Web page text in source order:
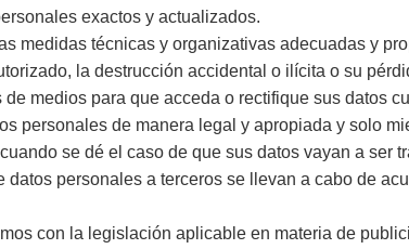
exactos y actualizados.
medidas técnicas y organizativas adecuadas y
la destrucción accidental o ilícita o su
de medios para que acceda o rectifique sus datos
personales de manera legal y apropiada y solo
se dé el caso de que sus datos vayan a ser
datos personales a terceros se llevan a cabo de
con la legislación aplicable en materia de